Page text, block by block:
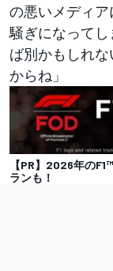
の悪いメディ
騒ぎになって
ば別かもしれ
からね」
【PR】2026年の
ランも！